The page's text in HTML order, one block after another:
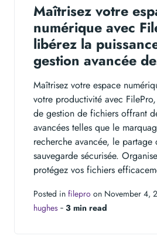
Maîtrisez votre
numérique avec
libérez la
gestion avancée
Maîtrisez votre espace
votre productivité avec
de gestion de fichiers offrant
avancées telles que le
recherche avancée, le
sauvegarde sécurisée.
protégez vos fichiers
Posted in filepro on November 4,
hughes ‐ 3 min read